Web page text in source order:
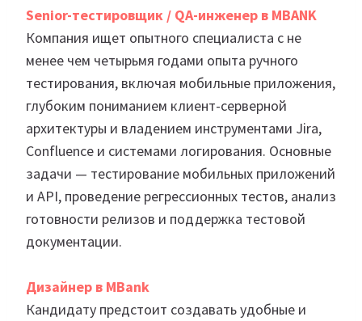
Senior-тестировщик / QA-инженер в MBANK
Компания ищет опытного специалиста с не
менее чем четырьмя годами опыта ручного
тестирования, включая мобильные приложения,
глубоким пониманием клиент-серверной
архитектуры и владением инструментами Jira,
Confluence и системами логирования. Основные
задачи — тестирование мобильных приложений
и API, проведение регрессионных тестов, анализ
готовности релизов и поддержка тестовой
документации.
Дизайнер в MBank
Кандидату предстоит создавать удобные и